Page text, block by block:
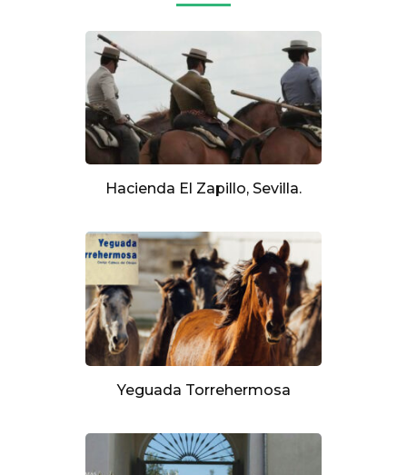
Hacienda El Zapillo, Sevilla.
Yeguada Torrehermosa